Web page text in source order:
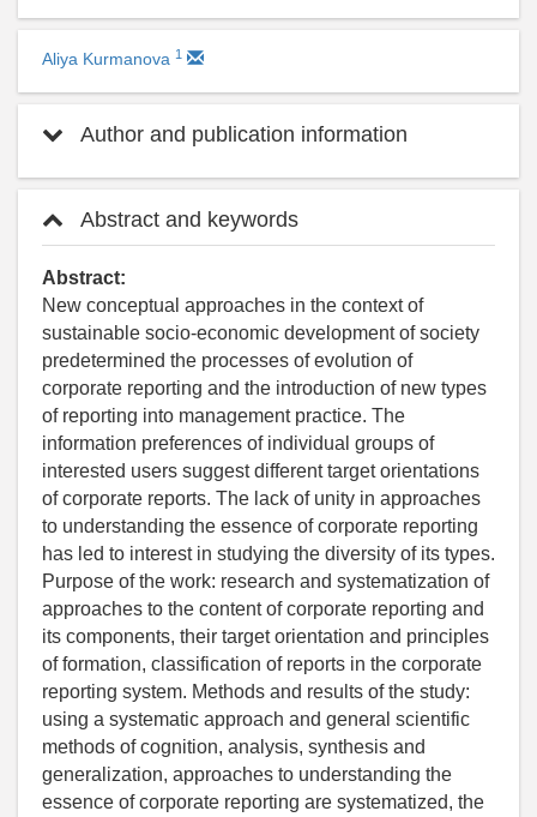
Aliya Kurmanova 1
Author and publication information
Abstract and keywords
Abstract:
New conceptual approaches in the context of
sustainable socio-economic development of society
predetermined the processes of evolution of
corporate reporting and the introduction of new types
of reporting into management practice. The
information preferences of individual groups of
interested users suggest different target orientations
of corporate reports. The lack of unity in approaches
to understanding the essence of corporate reporting
has led to interest in studying the diversity of its types.
Purpose of the work: research and systematization of
approaches to the content of corporate reporting and
its components, their target orientation and principles
of formation, classification of reports in the corporate
reporting system. Methods and results of the study:
using a systematic approach and general scientific
methods of cognition, analysis, synthesis and
generalization, approaches to understanding the
essence of corporate reporting are systematized, the